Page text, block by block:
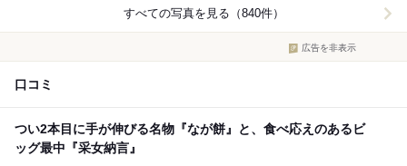
すべての写真を見る（840件）
広告を非表示
口コミ
つい2本目に手が伸びる名物『なが餅』と、食べ応えのあるビ
ッグ最中『采女納言』